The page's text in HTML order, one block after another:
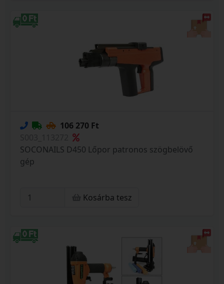
106 270 Ft
SOCONAILS D450 Lőpor patronos szögbelövő
gép
Kosárba tesz